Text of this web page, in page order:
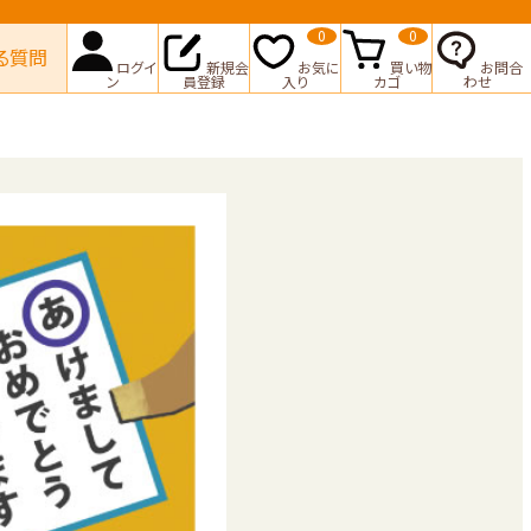
質問 ログイ
ン
新規会
員登録
お気に
入り
0
買い物
カゴ
0
お問合
わせ